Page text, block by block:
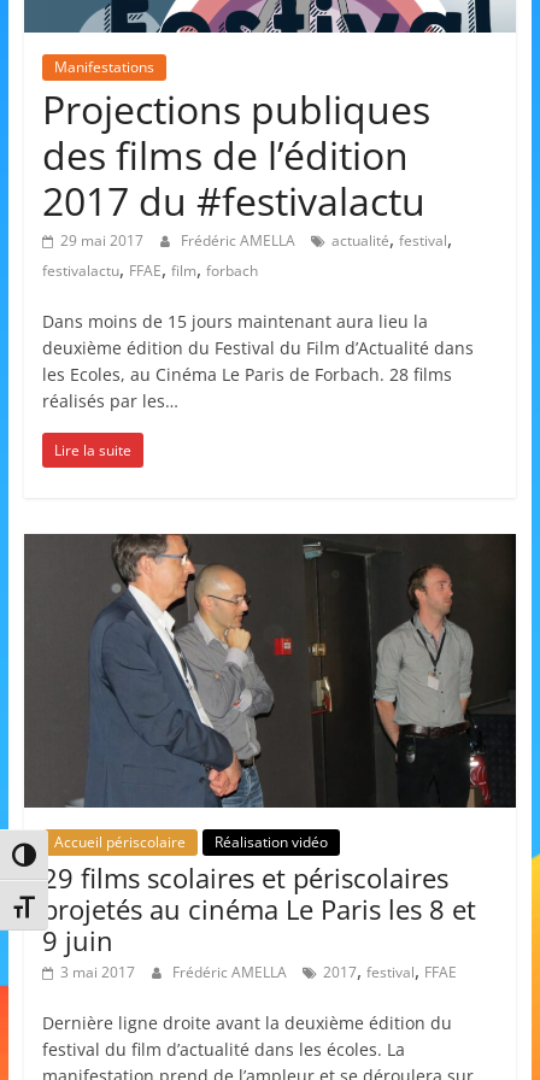
Passer en contraste élevé
Changer la taille de la police
l'Animation
–
Stiring-
Wendel
L
r
d
u
i
o
n
t
n
i
Manifestations
Projections publiques
des films de l’édition
2017 du #festivalactu
29 mai 2017 Frédéric AMELLA actualité, festival,
festivalactu, FFAE, film, forbach
Dans moins de 15 jours maintenant aura lieu la
deuxième édition du Festival du Film d’Actualité dans
les Ecoles, au Cinéma Le Paris de Forbach. 28 films
réalisés par les…
Lire la suite
Accueil périscolaire Réalisation vidéo
29 films scolaires et périscolaires
projetés au cinéma Le Paris les 8 et
9 juin
3 mai 2017 Frédéric AMELLA 2017, festival, FFAE
Dernière ligne droite avant la deuxième édition du
festival du film d’actualité dans les écoles. La